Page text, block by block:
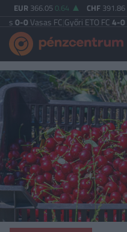
EUR 366.05 0.64 CHF 391.86
FC|Győri ETO FC4-0Nyíregyháza